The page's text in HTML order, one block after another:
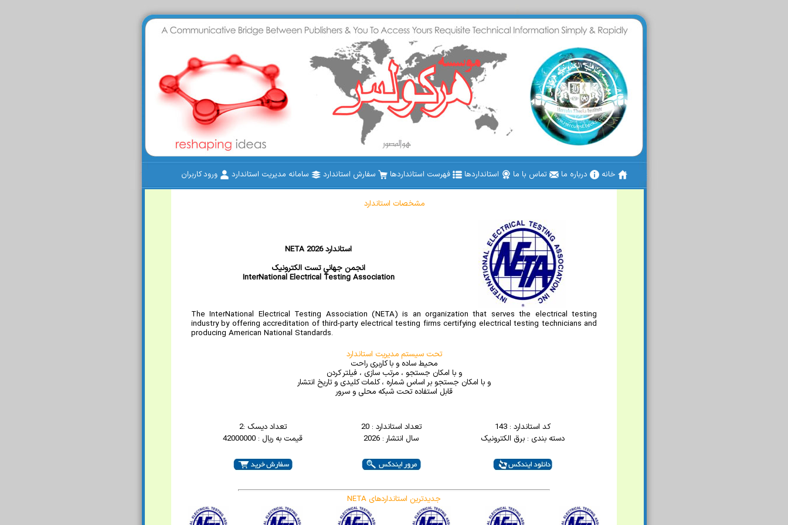
خانه درباره ما تماس با ما استانداردها فهرست استانداردها سفارش استاندارد سامانه مدیریت استاندارد ورود کاربران
مشخصات استاندارد
NETA 2026 استاندارد
انجمن جهاني تست الکترونيک
InterNational Electrical Testing Association
The InterNational Electrical Testing Association (NETA) is an organization that serves the electrical testing
industry by offering accreditation of third-party electrical testing firms certifying electrical testing technicians and
producing American National Standards.
تحت سیستم مدیریت استاندارد
محیط ساده و با کاربری راحت
و با امکان جستجو ، مرتب سازی ، فیلتر کردن
و با امکان جستجو بر اساس شماره ، کلمات کلیدی و تاریخ انتشار
قابل استفاده تحت شبکه محلی و سرور
تعداد دیسک :2 تعداد استاندارد : 20
کد استاندارد : 143
قیمت به ریال : 42000000
سال انتشار : 2026 دسته بندی : برق الکترونيک
NETA جدیدترین استانداردهای